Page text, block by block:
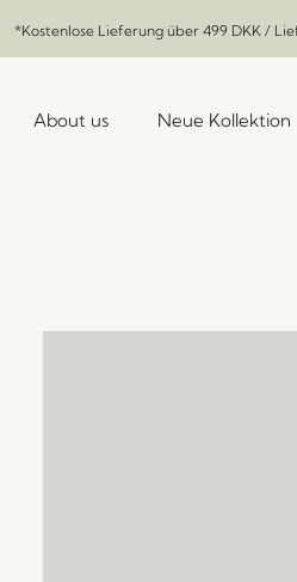
*Kostenlose Lieferung über 499 DKK /
About us Neue Kollektion